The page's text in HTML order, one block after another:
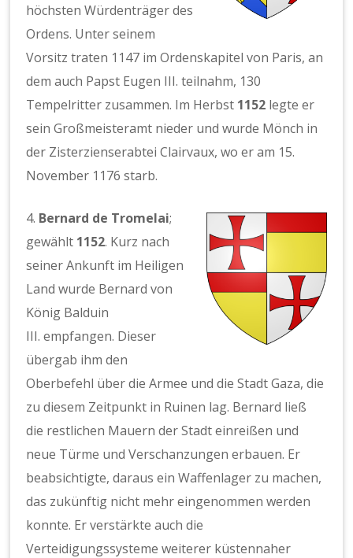
höchsten Würdenträger des
Ordens. Unter seinem
Vorsitz traten 1147 im Ordenskapitel von Paris, an
dem auch Papst Eugen III. teilnahm, 130
Tempelritter zusammen. Im Herbst 1152 legte er
sein Großmeisteramt nieder und wurde Mönch in
der Zisterzienserabtei Clairvaux, wo er am 15.
November 1176 starb.
4. Bernard de Tromelai;
gewählt 1152. Kurz nach
seiner Ankunft im Heiligen
Land wurde Bernard von
König Balduin
III. empfangen. Dieser
übergab ihm den
Oberbefehl über die Armee und die Stadt Gaza, die
zu diesem Zeitpunkt in Ruinen lag. Bernard ließ
die restlichen Mauern der Stadt einreißen und
neue Türme und Verschanzungen erbauen. Er
beabsichtigte, daraus ein Waffenlager zu machen,
das zukünftig nicht mehr eingenommen werden
konnte. Er verstärkte auch die
Verteidigungssysteme weiterer küstennaher